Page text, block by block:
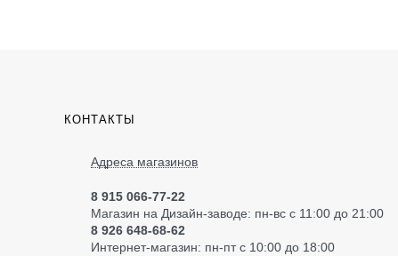
КОНТАКТЫ
Адреса магазинов
8 915 066-77-22
Магазин на Дизайн-заводе: пн-вс с 11:00 до 21:00
8 926 648-68-62
Интернет-магазин: пн-пт с 10:00 до 18:00